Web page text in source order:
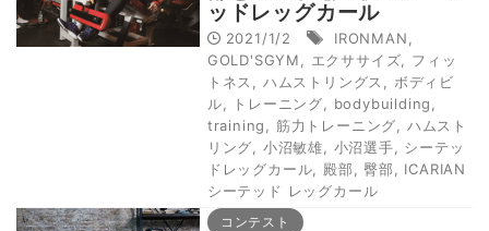
ッドレッグカール
2021/1/2 IRONMAN
GOLD'SGYM
エクササイズ
フィッ
トネス
ハムストリングス
ボディビ
ル
トレーニング bodybuilding
training
筋力トレーニング
ハムスト
リング
小沼敏雄 小沼選手
シーテッ
ドレッグカール
殿部 ,臀部
ICARIAN
シーテッド レッグカール
コンテスト